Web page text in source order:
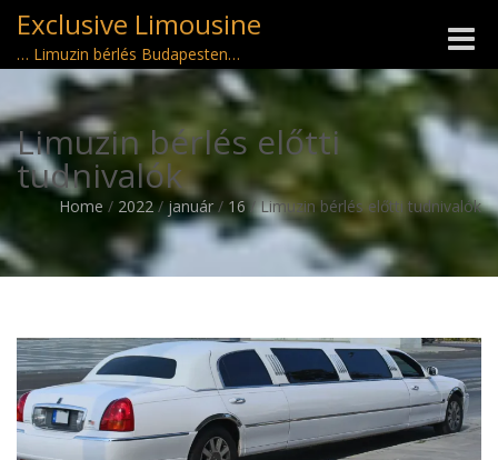
Exclusive Limousine
… Limuzin bérlés Budapesten…
Toggle
Limuzin bérlés előtti
tudnivalók
Home / 2022 / január / 16 / Limuzin bérlés előtti tudnivalók